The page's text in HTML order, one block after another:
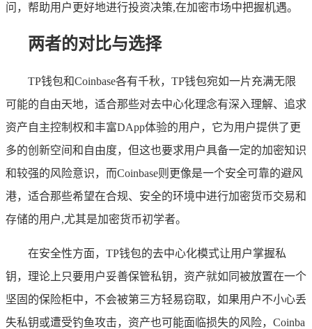
问，帮助用户更好地进行投资决策,在加密市场中把握机遇。
两者的对比与选择
TP钱包和Coinbase各有千秋，TP钱包宛如一片充满无限
可能的自由天地，适合那些对去中心化理念有深入理解、追求
资产自主控制权和丰富DApp体验的用户，它为用户提供了更
多的创新空间和自由度，但这也要求用户具备一定的加密知识
和较强的风险意识，而Coinbase则更像是一个安全可靠的避风
港，适合那些希望在合规、安全的环境中进行加密货币交易和
存储的用户,尤其是加密货币初学者。
在安全性方面，TP钱包的去中心化模式让用户掌握私
钥，理论上只要用户妥善保管私钥，资产就如同被放置在一个
坚固的保险柜中，不会被第三方轻易窃取，如果用户不小心丢
失私钥或遭受钓鱼攻击，资产也可能面临损失的风险，Coinba